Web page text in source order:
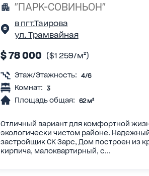
"ПАРК-СОВИНЬОН"
в пгт.Таирова
ул. Трамвайная
$ 78 000 ($1 259/м²)
Этаж/Этажность: 4/6
Комнат: 3
Площадь общая: 62 м²
Отличный вариант для комфортной
экологически чистом районе.
застройщик СК Зарс, Дом построен из
кирпича, малоквартирный, с...